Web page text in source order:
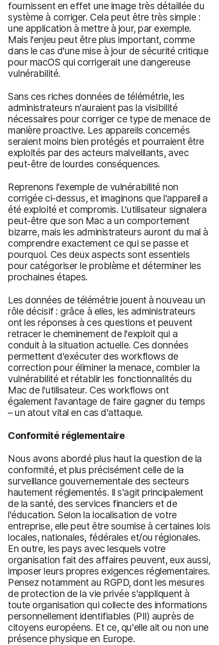
fournissent en effet une image très détaillée du
système à corriger. Cela peut être très simple :
une application à mettre à jour, par exemple.
Mais l'enjeu peut être plus important, comme
dans le cas d'une mise à jour de sécurité critique
pour macOS qui corrigerait une dangereuse
vulnérabilité.
Sans ces riches données de télémétrie, les
administrateurs n'auraient pas la visibilité
nécessaires pour corriger ce type de menace de
manière proactive. Les appareils concernés
seraient moins bien protégés et pourraient être
exploités par des acteurs malveillants, avec
peut-être de lourdes conséquences.
Reprenons l'exemple de vulnérabilité non
corrigée ci-dessus, et imaginons que l'appareil a
été exploité et compromis. L'utilisateur signalera
peut-être que son Mac a un comportement
bizarre, mais les administrateurs auront du mal à
comprendre exactement ce qui se passe et
pourquoi. Ces deux aspects sont essentiels
pour catégoriser le problème et déterminer les
prochaines étapes.
Les données de télémétrie jouent à nouveau un
rôle décisif : grâce à elles, les administrateurs
ont les réponses à ces questions et peuvent
retracer le cheminement de l'exploit qui a
conduit à la situation actuelle. Ces données
permettent d'exécuter des workflows de
correction pour éliminer la menace, combler la
vulnérabilité et rétablir les fonctionnalités du
Mac de l'utilisateur. Ces workflows ont
également l'avantage de faire gagner du temps
– un atout vital en cas d'attaque.
Conformité réglementaire
Nous avons abordé plus haut la question de la
conformité, et plus précisément celle de la
surveillance gouvernementale des secteurs
hautement réglementés. Il s'agit principalement
de la santé, des services financiers et de
l'éducation. Selon la localisation de votre
entreprise, elle peut être soumise à certaines lois
locales, nationales, fédérales et/ou régionales.
En outre, les pays avec lesquels votre
organisation fait des affaires peuvent, eux aussi,
imposer leurs propres exigences réglementaires.
Pensez notamment au RGPD, dont les mesures
de protection de la vie privée s'appliquent à
toute organisation qui collecte des informations
personnellement identifiables (PII) auprès de
citoyens européens. Et ce, qu'elle ait ou non une
présence physique en Europe.